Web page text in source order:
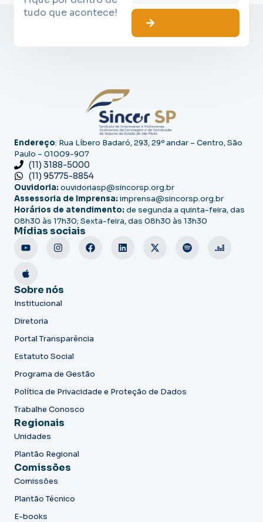
tudo que acontece!
Endereço: Rua Líbero Badaró, 293, 29º andar – Centro, São
Paulo – 01009-907
(11) 3188-5000
(11) 95775-8854
Ouvidoria: ouvidoriasp@sincorsp.org.br
Assessoria de Imprensa: imprensa@sincorsp.org.br
Horários de atendimento: de segunda a quinta-feira, das
08h30 às 17h30; Sexta-feira, das 08h30 às 13h30
Mídias sociais
Sobre nós
Institucional
Diretoria
Portal Transparência
Estatuto Social
Programa de Gestão
Política de Privacidade e Proteção de Dados
Trabalhe Conosco
Regionais
Unidades
Plantão Regional
Comissões
Comissões
Plantão Técnico
E-books